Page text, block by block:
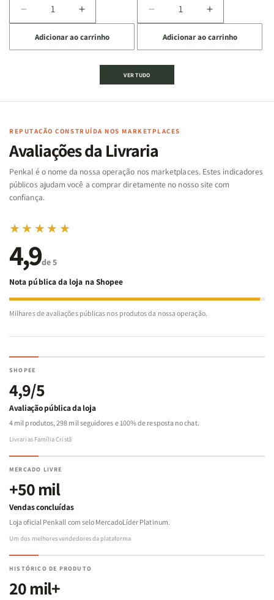
Diminuir
a
quantidade
de
Cartas
Famílias
Bíblia
-
Penkal
Aumentar
a
quantidade
de
Jogo
Cartas
Famílias
da
Bíblia
-
Penkal
Adicionar ao carrinho
Diminuir
a
quantidade
de
Jogo
|
de
Aumentar
a
quantidade
de
|
Adicionar ao carrinho
VER TUDO
REPUTAÇÃO CONSTRUÍDA NOS MARKETPLACES
Avaliações da Livraria
Penkal é o nome da nossa operação nos marketplaces. Estes indicadores
públicos ajudam você a comprar diretamente no nosso site com
confiança.
★★★★★
4,9de 5
Nota pública da loja na Shopee
Milhares de avaliações públicas nos produtos da nossa operação.
SHOPEE
4,9/5
Avaliação pública da loja
4 mil produtos, 298 mil seguidores e 100% de resposta no chat.
Livrarias Família Cristã
MERCADO LIVRE
+50 mil
Vendas concluídas
Loja oficial Penkall com selo MercadoLíder Platinum.
Um dos melhores vendedores da plataforma
HISTÓRICO DE PRODUTO
20 mil+